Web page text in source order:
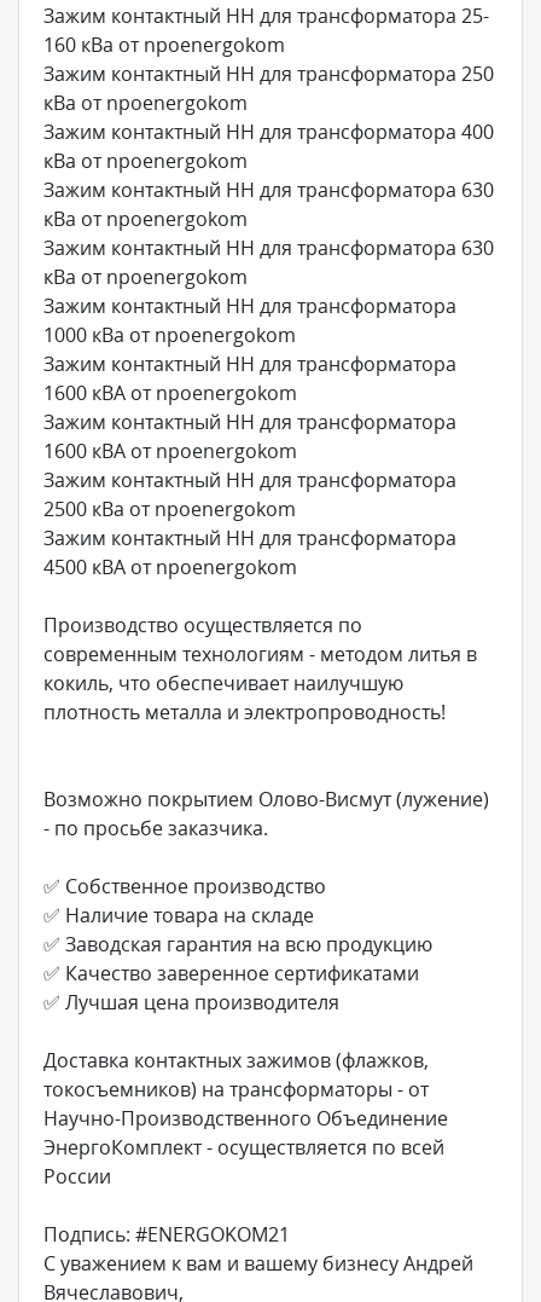
Зажим контактный НН для трансформатора 25-
160 кВа от npoenergokom
Зажим контактный НН для трансформатора 250
кВа от npoenergokom
Зажим контактный НН для трансформатора 400
кВа от npoenergokom
Зажим контактный НН для трансформатора 630
кВа от npoenergokom
Зажим контактный НН для трансформатора 630
кВа от npoenergokom
Зажим контактный НН для трансформатора
1000 кВа от npoenergokom
Зажим контактный НН для трансформатора
1600 кВА от npoenergokom
Зажим контактный НН для трансформатора
1600 кВА от npoenergokom
Зажим контактный НН для трансформатора
2500 кВа от npoenergokom
Зажим контактный НН для трансформатора
4500 кВА от npoenergokom
Производство осуществляется по
современным технологиям - методом литья в
кокиль, что обеспечивает наилучшую
плотность металла и электропроводность!
Возможно покрытием Олово-Висмут (лужение)
- по просьбе заказчика.
✅ Собственное производство
✅ Наличие товара на складе
✅ Заводская гарантия на всю продукцию
✅ Качество заверенное сертификатами
✅ Лучшая цена производителя
Доставка контактных зажимов (флажков,
токосъемников) на трансформаторы - от
Научно-Производственного Объединение
ЭнергоКомплект - осуществляется по всей
России
Подпись: #ENERGOKOM21
С уважением к вам и вашему бизнесу Андрей
Вячеславович,